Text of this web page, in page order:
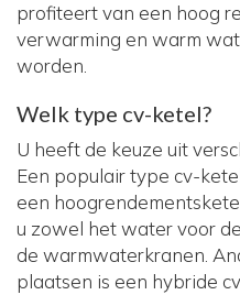
profiteert van een hoog
verwarming en warm
worden.
Welk type cv-ketel?
U heeft de keuze uit
Een populair type cv-
een
u zowel het water voor
de warmwaterkranen.
plaatsen is een hybride